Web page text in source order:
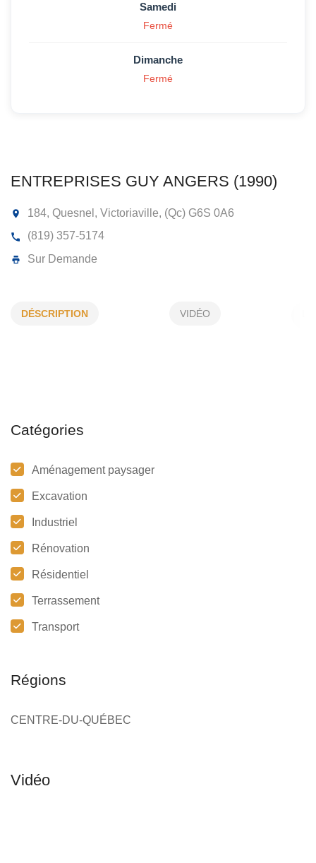
184, Quesnel, Victoriaville, (Qc)G6S 0A6
DÉSCRIPTION VIDÉO
Catégories
Aménagement paysager
Excavation
Industriel
Rénovation
Résidentiel
Terrassement
Transport
Régions
CENTRE-DU-QUÉBEC
Samedi
Fermé
Dimanche
Fermé